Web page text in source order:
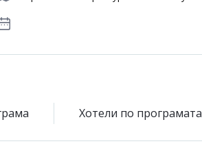
Хотели по програмата